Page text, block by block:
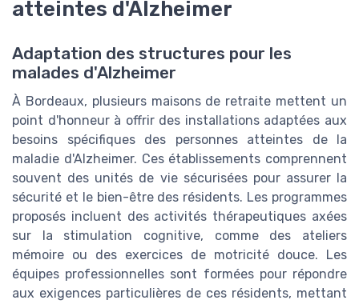
atteintes d'Alzheimer
Adaptation des structures pour les
malades d'Alzheimer
À Bordeaux, plusieurs maisons de retraite mettent un
point d'honneur à offrir des installations adaptées aux
besoins spécifiques des personnes atteintes de la
maladie d'Alzheimer. Ces établissements comprennent
souvent des unités de vie sécurisées pour assurer la
sécurité et le bien-être des résidents. Les programmes
proposés incluent des activités thérapeutiques axées
sur la stimulation cognitive, comme des ateliers
mémoire ou des exercices de motricité douce. Les
équipes professionnelles sont formées pour répondre
aux exigences particulières de ces résidents, mettant